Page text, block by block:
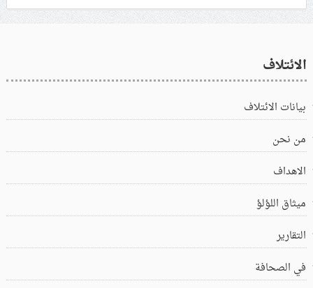
الائتلاف
بيانات الائتلاف
من نحن
الاهداف
ميثاق اللؤلؤ
التقارير
في الصحافة